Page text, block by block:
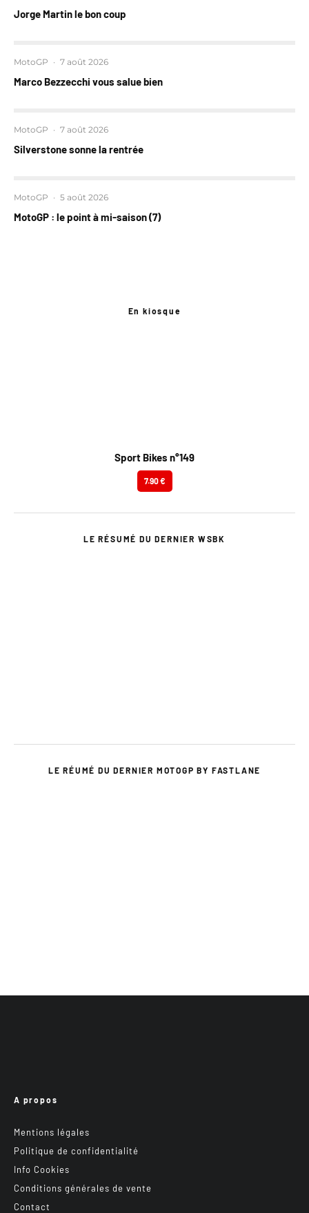
Jorge Martin le bon coup
MotoGP · 7 août 2026
Marco Bezzecchi vous salue bien
MotoGP · 7 août 2026
Silverstone sonne la rentrée
MotoGP · 5 août 2026
MotoGP : le point à mi-saison (7)
En kiosque
Sport Bikes n°149
7.90 €
LE RÉSUMÉ DU DERNIER WSBK
LE RÉUMÉ DU DERNIER MOTOGP BY FASTLANE
A propos
Mentions légales
Politique de confidentialité
Info Cookies
Conditions générales de vente
Contact